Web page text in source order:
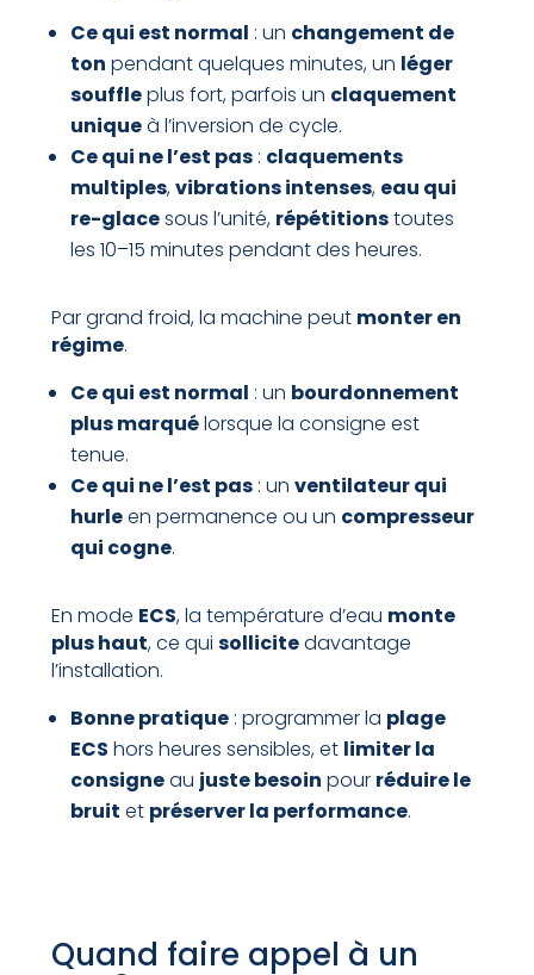
Ce qui est normal : un changement de
ton pendant quelques minutes, un léger
souffleplus fort, parfois un claquement
uniqueà l’inversion de cycle.
Ce qui ne l’est pas: claquements
multiples,vibrations intenses, eau qui
re-glacesous l’unité, répétitionstoutes
les 10–15 minutes pendant des heures.
Par grand froid, la machine peut monter en
régime.
Ce qui est normal : un bourdonnement
plus marquélorsque la consigne est
tenue.
Ce qui ne l’est pas: un ventilateur qui
hurleen permanence ou un compresseur
qui cogne.
En mode ECS, la température d’eau monte
plus haut, ce qui sollicitedavantage
l’installation.
Bonne pratique: programmer la plage
ECS hors heures sensibles, et limiter la
consigneau juste besoin pour réduire le
bruit et préserver la performance.
Quand faire appel à un